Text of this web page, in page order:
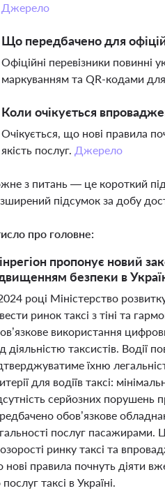
Джерело
Що передбачено для
Офіційні перевізники повинні
маркуванням та QR-кодами
Коли очікується
Очікується, що нові правила
якість послуг. Джерело
з питань — це короткий
підсумок за добу
про головне:
пропонує новий
безпеки в
році Міністерство
ринок таксі з тіні та
використання
діяльністю таксистів. Водії
їхню
для водіїв таксі:
серйозних порушень
обов’язкове
послуг пасажирами.
ринку таксі та
нові правила почнуть діяти
таксі в Україні.